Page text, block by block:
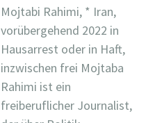
Mojtabi Rahimi, * Iran,
vorübergehend 2022 in
Hausarrest oder in Haft,
inzwischen frei Mojtaba
Rahimi ist ein
freiberuflicher Journalist,